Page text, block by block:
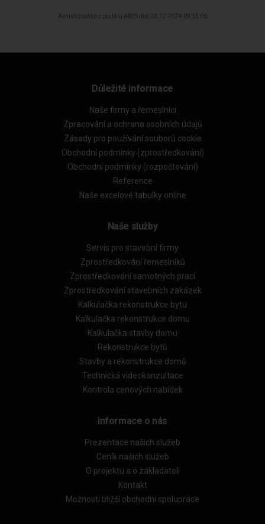
Aktualizováno z portálu ARES dne 03.12.2024 09:15:06
Důležité informace
Naše firmy a řemeslníci
Zpracování a ochrana osobních údajů
Zásady pro používání souborů cookie
Obchodní podmínky (zprostředkování)
Obchodní podmínky (rozpočtování)
Reference
Naše excelové tabulky online
Naše služby
Servis pro stavební firmy
Zprostředkování řemeslníků
Zprostředkování samotných prací
Zprostředkování stavebních zakázek
Kalkulačka rekonstrukce bytu
Kalkulačka rekonstrukce domu
Kalkulačka stavby domu
Rekonstrukce bytů
Stavby a rekonstrukce domů
Technická videokonzultace
Kontrola cenových nabídek
Informace o nás
Prezentace našich služeb
Ceník našich služeb
O projektu a o zakladateli
Kontakt
Možnosti bližší obchodní spolupráce